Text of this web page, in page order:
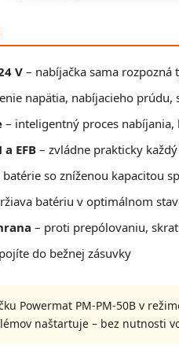
V– nabíjačka sama
napätia, nabíjacieho
– inteligentný proces
EFB – zvládne prakticky
so zníženou kapacitou
batériu v optimálnom
– proti prepólovaniu,
do bežnej zásuvky
Powermat PM-PM-50B v
naštartuje – bez nutnosti